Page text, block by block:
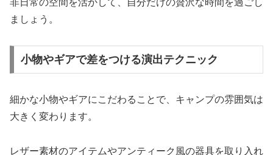
非日常の空間を活かして、自分だけの贅沢な時間を過ごし
ましょう。
小物やギアで差をつける演出テクニック
細かな小物やギアにこだわることで、キャンプの雰囲気は
大きく変わります。
レザー素材のアイテムやアンティーク風の器具を取り入れ